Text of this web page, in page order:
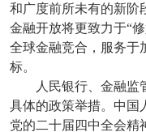
和广度前所未有的新阶
金融开放将更致力于“
全球金融竞合，服务于
标。
人民银行、金融监
具体的政策举措。中国
党的二十届四中全会精